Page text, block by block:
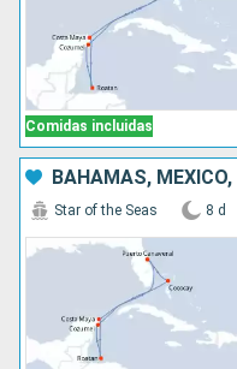
Comidas incluidas
Star of the Seas 8 d